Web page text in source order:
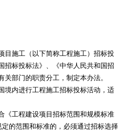
施工（以下简称工程施工）招标投
招标投标法》、《中华人民共和国招
部门的职责分工，制定本办法。
内进行工程施工招标投标活动，适
工程建设项目招标范围和规模标准
的范围和标准的，必须通过招标选择